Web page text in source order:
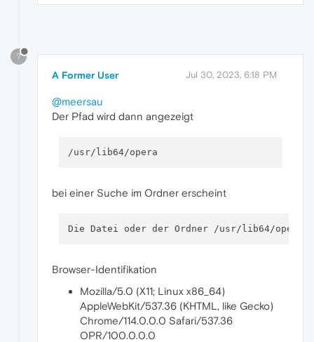
?
A Former User Jul 30, 2023, 6:18 PM
@meersau
Der Pfad wird dann angezeigt
bei einer Suche im Ordner erscheint
Browser-Identifikation
Mozilla/5.0 (X11; Linux x86_64)
AppleWebKit/537.36 (KHTML, like Gecko)
Chrome/114.0.0.0 Safari/537.36
OPR/100.0.0.0